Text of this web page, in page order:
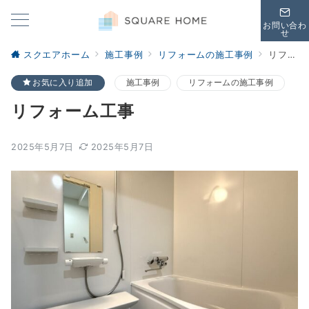
お問い合わ
せ
スクエアホーム 施工事例 リフォームの施工事例 リフォーム工事
お気に入り追加 施工事例 リフォームの施工事例
リフォーム工事
2025年5月7日 2025年5月7日